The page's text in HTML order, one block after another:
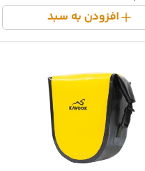
افزودن به سبد